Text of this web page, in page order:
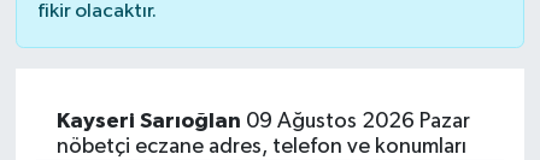
fikir olacaktır.
Kayseri Sarıoğlan 09 Ağustos 2026 Pazar
nöbetçi eczane adres, telefon ve konumları